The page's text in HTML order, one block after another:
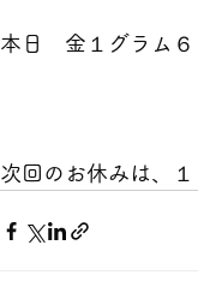
本日　金１
次回のお休みは、